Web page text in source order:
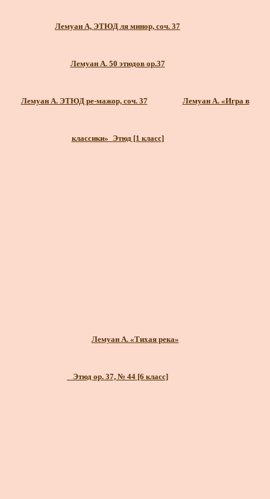
Лемуан А, ЭТЮД ля минор, соч. 37
Лемуан А. 50 этюдов ор.37
Лемуан А. ЭТЮД ре-мажор, соч. 37 Лемуан А. «Игра в
классики»_Этюд [1 класс]
Лемуан А. «Тихая река»
_ Этюд ор. 37, № 44 [6 класс]